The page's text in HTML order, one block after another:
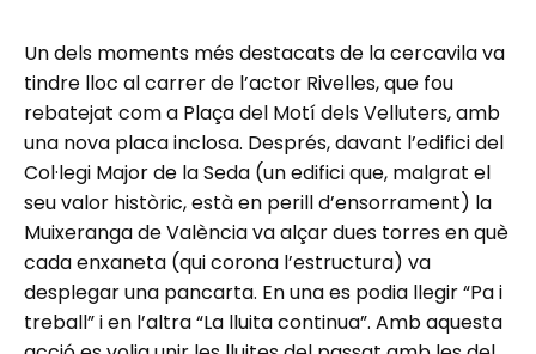
Un dels moments més destacats de la cercavila va
tindre lloc al carrer de l’actor Rivelles, que fou
rebatejat com a Plaça del Motí dels Velluters, amb
una nova placa inclosa. Després, davant l’edifici del
Col·legi Major de la Seda (un edifici que, malgrat el
seu valor històric, està en perill d’ensorrament) la
Muixeranga de València va alçar dues torres en què
cada enxaneta (qui corona l’estructura) va
desplegar una pancarta. En una es podia llegir “Pa i
treball” i en l’altra “La lluita continua”. Amb aquesta